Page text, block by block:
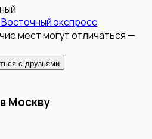
экспресс
мест могут отличаться —
с друзьями
Москву